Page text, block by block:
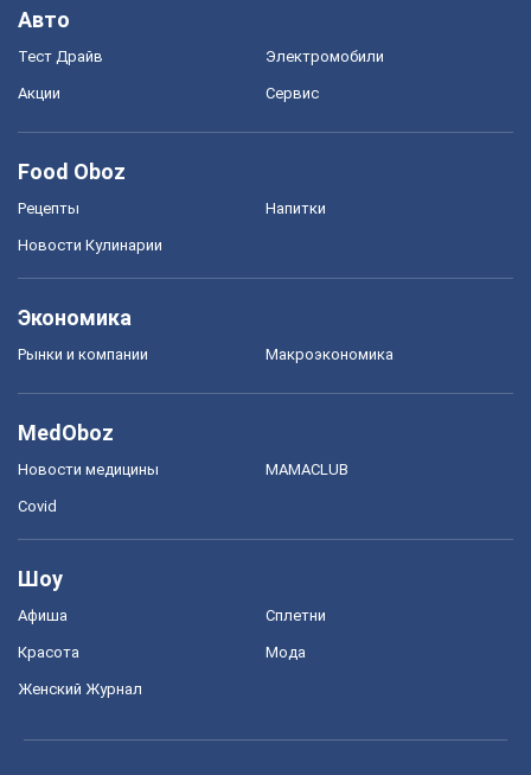
Авто
Тест Драйв Электромобили
Акции Сервис
Food Oboz
Рецепты Напитки
Новости Кулинарии
Экономика
Рынки и компании Mакроэкономика
MedOboz
Новости медицины MAMACLUB
Covid
Шоу
Афиша Сплетни
Красота Мода
Женский Журнал